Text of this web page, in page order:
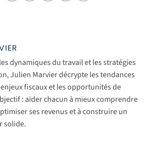
dynamiques du travail et les stratégies
Julien Marvier décrypte les tendances
fiscaux et les opportunités de
: aider chacun à mieux comprendre
ses revenus et à construire un
solide.